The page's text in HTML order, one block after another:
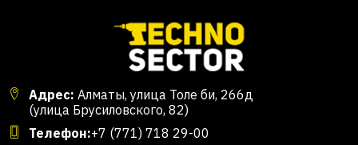
Адрес: Алматы, улица Толе би, 266д
(улица Брусиловского, 82)
Телефон:+7 (771) 718 29-00